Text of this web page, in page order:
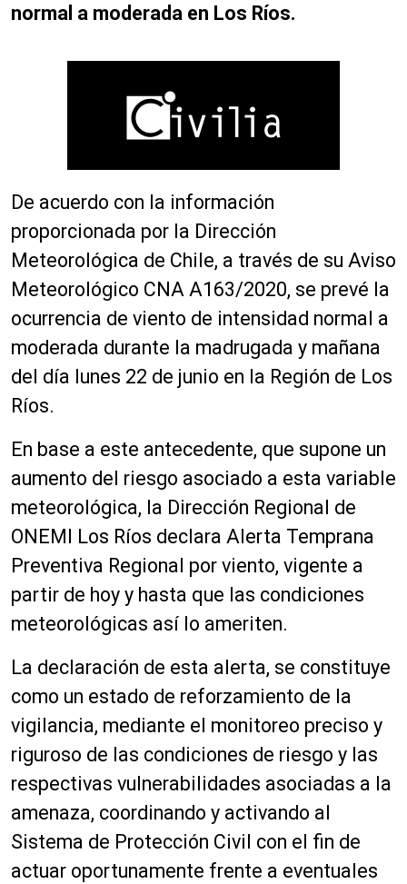
normal a moderada en Los Ríos.
De acuerdo con la información
proporcionada por la Dirección
Meteorológica de Chile, a través de su Aviso
Meteorológico CNA A163/2020, se prevé la
ocurrencia de viento de intensidad normal a
moderada durante la madrugada y mañana
del día lunes 22 de junio en la Región de Los
Ríos.
En base a este antecedente, que supone un
aumento del riesgo asociado a esta variable
meteorológica, la Dirección Regional de
ONEMI Los Ríos declara Alerta Temprana
Preventiva Regional por viento, vigente a
partir de hoy y hasta que las condiciones
meteorológicas así lo ameriten.
La declaración de esta alerta, se constituye
como un estado de reforzamiento de la
vigilancia, mediante el monitoreo preciso y
riguroso de las condiciones de riesgo y las
respectivas vulnerabilidades asociadas a la
amenaza, coordinando y activando al
Sistema de Protección Civil con el fin de
actuar oportunamente frente a eventuales